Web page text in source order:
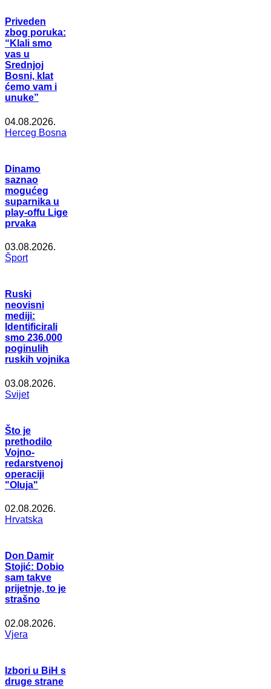
Priveden
zbog poruka:
“Klali smo
vas u
Srednjoj
Bosni, klat
ćemo vam i
unuke”
04.08.2026.
Herceg Bosna
Dinamo
saznao
mogućeg
suparnika u
play-offu Lige
prvaka
03.08.2026.
Šport
Ruski
neovisni
mediji:
Identificirali
smo 236.000
poginulih
ruskih vojnika
03.08.2026.
Svijet
Što je
prethodilo
Vojno-
redarstvenoj
operaciji
"Oluja"
02.08.2026.
Hrvatska
Don Damir
Stojić: Dobio
sam takve
prijetnje, to je
strašno
02.08.2026.
Vjera
Izbori u BiH s
druge strane